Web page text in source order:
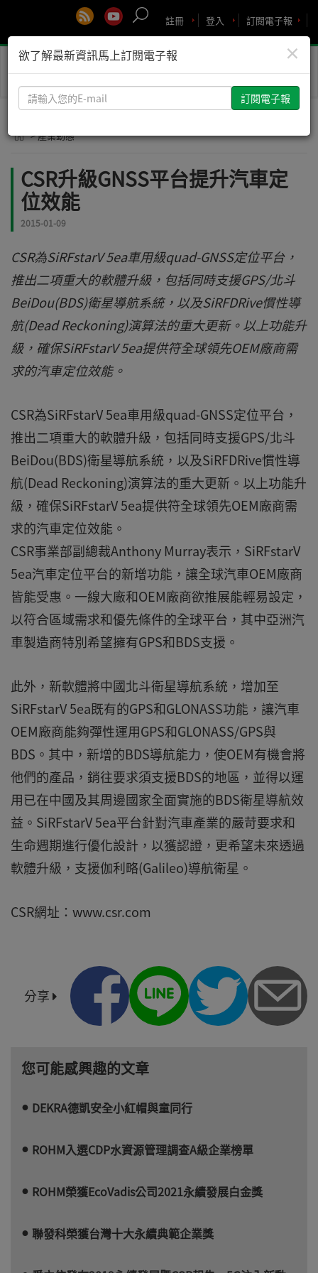
訂閱電子報
登入
註冊
Toggle
> 產業動態
CSR升級GNSS平台提升汽車定
位效能
2015-01-09
CSR為SiRFstarV 5ea車用級quad-GNSS定位平台，
推出二項重大的軟體升級，包括同時支援GPS/北斗
BeiDou(BDS)衛星導航系統，以及SiRFDRive慣性導
航(Dead Reckoning)演算法的重大更新。以上功能升
級，確保SiRFstarV 5ea提供符全球領先OEM廠商需
求的汽車定位效能。
CSR為SiRFstarV 5ea車用級quad-GNSS定位平台，
推出二項重大的軟體升級，包括同時支援GPS/北斗
BeiDou(BDS)衛星導航系統，以及SiRFDRive慣性導
航(Dead Reckoning)演算法的重大更新。以上功能升
級，確保SiRFstarV 5ea提供符全球領先OEM廠商需
求的汽車定位效能。
CSR事業部副總裁Anthony Murray表示，SiRFstarV
5ea汽車定位平台的新增功能，讓全球汽車OEM廠商
皆能受惠。一線大廠和OEM廠商欲推展能輕易設定，
以符合區域需求和優先條件的全球平台，其中亞洲汽
車製造商特別希望擁有GPS和BDS支援。
此外，新軟體將中國北斗衛星導航系統，增加至
SiRFstarV 5ea既有的GPS和GLONASS功能，讓汽車
OEM廠商能夠彈性運用GPS和GLONASS/GPS與
BDS。其中，新增的BDS導航能力，使OEM有機會將
他們的產品，銷往要求須支援BDS的地區，並得以運
用已在中國及其周邊國家全面實施的BDS衛星導航效
益。SiRFstarV 5ea平台針對汽車產業的嚴苛要求和
生命週期進行優化設計，以獲認證，更希望未來透過
軟體升級，支援伽利略(Galileo)導航衛星。
CSR網址：www.csr.com
分享
您可能感興趣的文章
DEKRA德凱安全小紅帽與童同行
ROHM入選CDP水資源管理調查A級企業榜單
ROHM榮獲EcoVadis公司2021永續發展白金獎
聯發科榮獲台灣十大永續典範企業獎
×
欲了解最新資訊馬上訂閱電子報
請
輸
您
E-
mail